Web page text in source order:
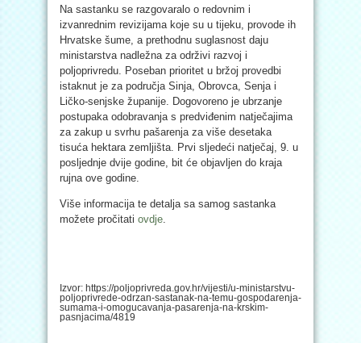
Na sastanku se razgovaralo o redovnim i
izvanrednim revizijama koje su u tijeku, provode ih
Hrvatske šume, a prethodnu suglasnost daju
ministarstva nadležna za održivi razvoj i
poljoprivredu. Poseban prioritet u bržoj provedbi
istaknut je za područja Sinja, Obrovca, Senja i
Ličko-senjske županije. Dogovoreno je ubrzanje
postupaka odobravanja s predviđenim natječajima
za zakup u svrhu pašarenja za više desetaka
tisuća hektara zemljišta. Prvi sljedeći natječaj, 9. u
posljednje dvije godine, bit će objavljen do kraja
rujna ove godine.
Više informacija te detalja sa samog sastanka
možete pročitati ovdje.
Izvor: https://poljoprivreda.gov.hr/vijesti/u-ministarstvu-
poljoprivrede-odrzan-sastanak-na-temu-gospodarenja-
sumama-i-omogucavanja-pasarenja-na-krskim-
pasnjacima/4819